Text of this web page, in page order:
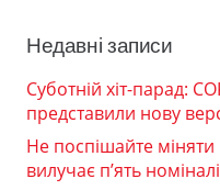
Недавні записи
Суботній хіт-парад:
представили нову
Не поспішайте
вилучає п’ять